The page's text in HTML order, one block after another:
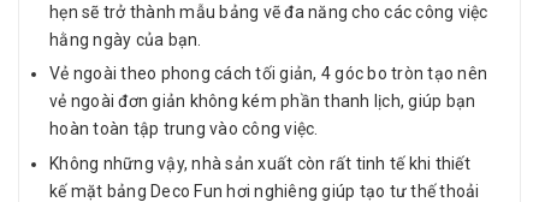
hẹn sẽ trở thành mẫu bảng vẽ đa năng cho các công việc
hằng ngày của bạn.
Vẻ ngoài theo phong cách tối giản, 4 góc bo tròn tạo nên
vẻ ngoài đơn giản không kém phần thanh lịch, giúp bạn
hoàn toàn tập trung vào công việc.
Không những vậy, nhà sản xuất còn rất tinh tế khi thiết
kế mặt bảng Deco Fun hơi nghiêng giúp tạo tư thế thoải